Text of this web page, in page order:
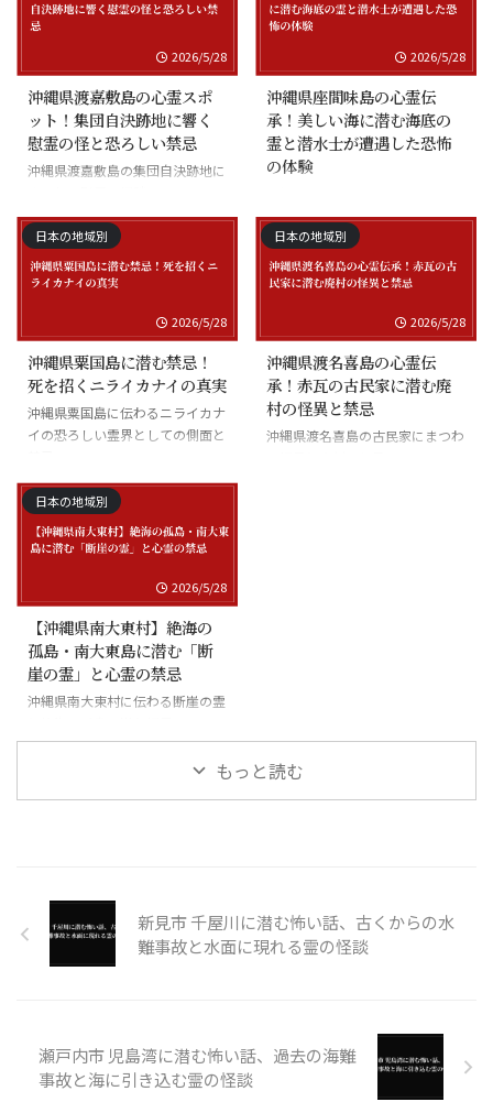
2026/5/28
沖縄県渡嘉敷島の心霊スポ
ット！集団自決跡地に響く
慰霊の怪と恐ろしい禁忌
沖縄県渡嘉敷島の集団自決跡地に
2026/5/28
沖縄県座間味島の心霊伝
承！美しい海に潜む海底の
霊と潜水士が遭遇した恐怖
の体験
士の怪談
日本の地域別
2026/5/28
沖縄県粟国島に潜む禁忌！
死を招くニライカナイの真実
沖縄県粟国島に伝わるニライカナ
イの恐ろしい霊界としての側面と
日本の地域別
2026/5/28
沖縄県渡名喜島の心霊伝
承！赤瓦の古民家に潜む廃
村の怪異と禁忌
沖縄県渡名喜島の古民家にまつわ
日本の地域別
2026/5/28
【沖縄県南大東村】絶海の
孤島・南大東島に潜む「断
崖の霊」と心霊の禁忌
沖縄県南大東村に伝わる断崖の霊
もっと読む
新見市 千屋川に潜む怖い話、古くからの水
難事故と水面に現れる霊の怪談
瀬戸内市 児島湾に潜む怖い話、過去の海難
事故と海に引き込む霊の怪談